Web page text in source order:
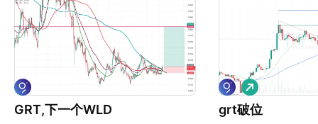
GRT,下一个WLD grt破位
做
多